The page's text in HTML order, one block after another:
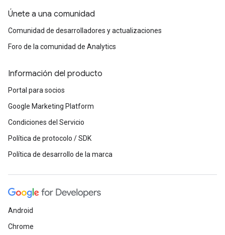
Únete a una comunidad
Comunidad de desarrolladores y actualizaciones
Foro de la comunidad de Analytics
Información del producto
Portal para socios
Google Marketing Platform
Condiciones del Servicio
Política de protocolo / SDK
Política de desarrollo de la marca
Android
Chrome